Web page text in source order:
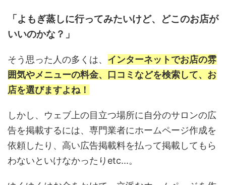
「よもぎ蒸しに行ってみたいけど、どこのお店が
いいのかな？」
そう思った人の多くは、 インターネットでお店の雰
囲気やメニューの料金、口コミなどを検索して、お
店を選びますよね！
しかし、ウェブ上の目立つ場所に自分のサロンの広
告を掲載するには、専門業者にホームページ作成を
依頼したり、高い広告掲載料を払って掲載してもら
わないといけなかったりetc...。